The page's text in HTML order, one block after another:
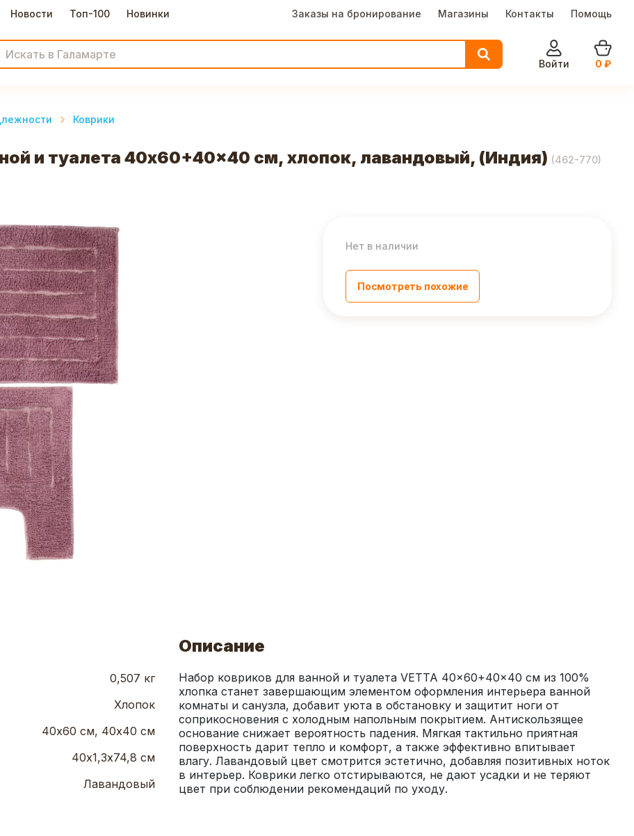
Новости Топ-100 Новинки Заказы на бронирование Магазины Контакты Помощь
Войти
0 ₽
Коврики
и туалета 40x60+40x40 см, хлопок, лавандовый, (Индия) (462-770)
Нет в наличии
Посмотреть похожие
0,507 кг
Хлопок
40х60 см, 40х40 см
40х1,3х74,8 см
Лавандовый
Описание
Набор ковриков для ванной и туалета VETTA 40x60+40x40 см из 100%
хлопка станет завершающим элементом оформления интерьера ванной
комнаты и санузла, добавит уюта в обстановку и защитит ноги от
соприкосновения с холодным напольным покрытием. Антискользящее
основание снижает вероятность падения. Мягкая тактильно приятная
поверхность дарит тепло и комфорт, а также эффективно впитывает
влагу. Лавандовый цвет смотрится эстетично, добавляя позитивных ноток
в интерьер. Коврики легко отстирываются, не дают усадки и не теряют
цвет при соблюдении рекомендаций по уходу.